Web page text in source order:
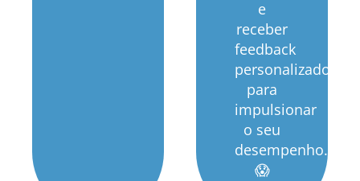
e
receber
feedback
personalizado
para
impulsionar
o seu
desempenho.
😱